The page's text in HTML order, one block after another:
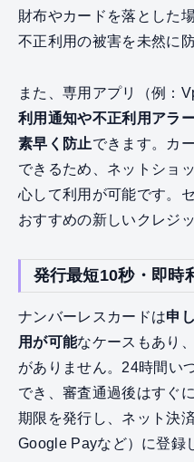
財布やカードを落とした
不正利用の被害を未然に防
また、専用アプリ（例：
利用通知や不正利用アラ
素早く防止できます。カ
できるため、ネットショ
心して利用が可能です。
おすすめの新しいクレジ
発行最短10秒・即時
ナンバーレスカードは申
用が可能なケースもあり
がありません。24時間い
でき、審査通過後はすぐ
期限を発行し、ネット決
Google Payなど）に登録